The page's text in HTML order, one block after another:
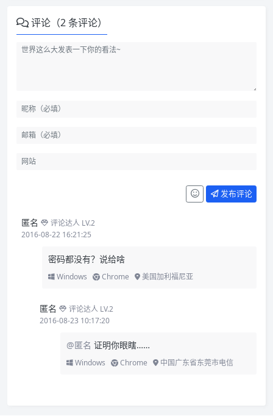
评论（2 条评论）
发布评论
匿名
评论达人 LV.2
2016-08-22 16:21:25
密码都没有？说给啥
Windows Chrome 美国加利福尼亚
匿名
评论达人 LV.2
2016-08-23 10:17:20
@匿名 证明你眼瞎……
Windows Chrome 中国广东省东莞市电信